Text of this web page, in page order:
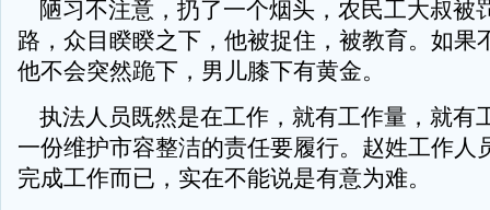
陋习不注意，扔了一个烟头，农民工大叔被
路，众目睽睽之下，他被捉住，被教育。如果
他不会突然跪下，男儿膝下有黄金。
执法人员既然是在工作，就有工作量，就有
一份维护市容整洁的责任要履行。赵姓工作人
完成工作而已，实在不能说是有意为难。